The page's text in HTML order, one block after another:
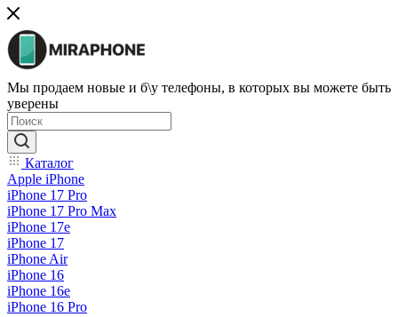
Мы продаем новые и б\у телефоны, в которых вы можете быть
уверены
Каталог
Apple iPhone
iPhone 17 Pro
iPhone 17 Pro Max
iPhone 17e
iPhone 17
iPhone Air
iPhone 16
iPhone 16e
iPhone 16 Pro